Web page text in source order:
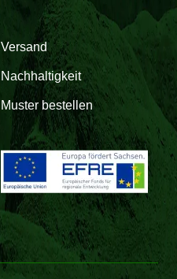
Versand
Nachhaltigkeit
Muster bestellen